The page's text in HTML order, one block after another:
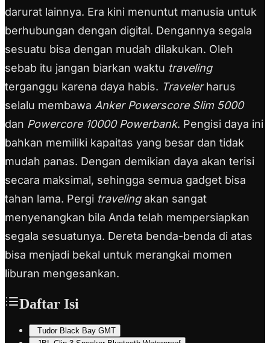
darurat lainnya. Era kini menuntut manusia untuk
berhubungan dengan digital. Dengannya segala
sesuatu bisa dengan mudah dilakukan. Oleh
sebab itu jangan biarkan waktu traveling
terganggu karena daya habis. Travelerharus
selalu membawa Anker Powerscore Slim 5000
dan Powercore 10000 Powerbank. Pengisi daya ini
bahkan memiliki kapaitas yang besar dan tidak
mudah panas. Dengan demikian daya akan terisi
secara maksimal, sehingga semua gadget bisa
tahan lama. Pergi travelingakan sangat
menyenangkan bila Anda telah mempersiapkan
segala sesuatunya. Dereta benda-benda di atas
bisa menjadi bekal untuk merangkai momen
liburan mengesankan.
Daftar Isi
Tudor Black Bay GMT